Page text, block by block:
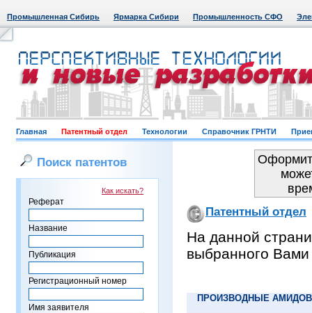
Промышленная Сибирь Ярмарка Сибири Промышленность СФО
Главная Патентный отдел Технологии Справочник ГРНТИ
Поиск патентов
Как искать?
Реферат
Название
Публикация
Регистрационный номер
Имя заявителя
Патентный отдел
На данной
выбранного Вами
ПРОИЗВОДНЫЕ